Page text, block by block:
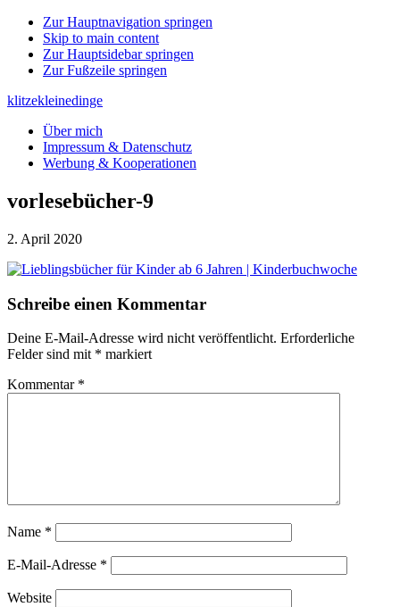
Zur Hauptnavigation springen
Skip to main content
Zur Hauptsidebar springen
Zur Fußzeile springen
klitzekleinedinge
Über mich
Impressum & Datenschutz
Werbung & Kooperationen
vorlesebücher-9
2. April 2020
Leser-
Schreibe einen Kommentar
Deine E-Mail-Adresse wird nicht veröffentlicht. Erforderliche
Felder sind mit * markiert
Kommentar *
Name *
E-Mail-Adresse *
Website